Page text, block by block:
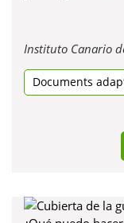
Instituto Canario
Documents